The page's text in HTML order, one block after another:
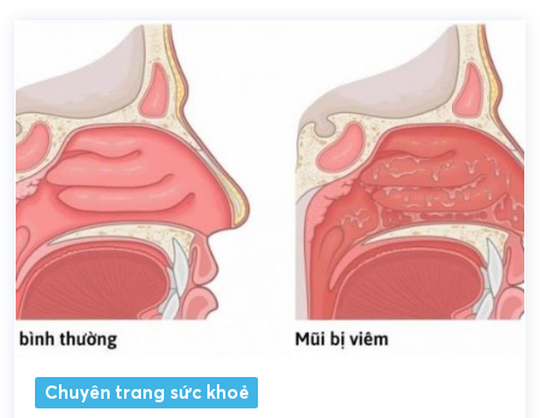
Chuyên trang sức khoẻ